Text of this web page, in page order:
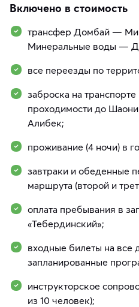
Включено в стоимость
трансфер Домбай —
Минеральные воды —
все переезды по
заброска на
проходимости до
Алибек;
проживание (4 ночи) в
завтраки и обеденные
маршрута (второй и
оплата пребывания в
«Тебердинский»;
входные билеты на все
запланированные
инструкторское
из 10 человек);